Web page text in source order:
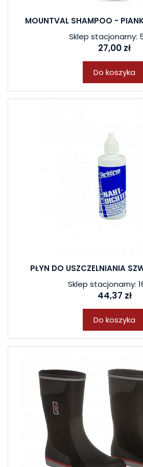
MOUNTVAL SHAMPOO -
Sklep stacjonarny:
27,00 zł
Do koszyka
PŁYN DO USZCZELNIANIA
Sklep stacjonarny:
44,37 zł
Do koszyka